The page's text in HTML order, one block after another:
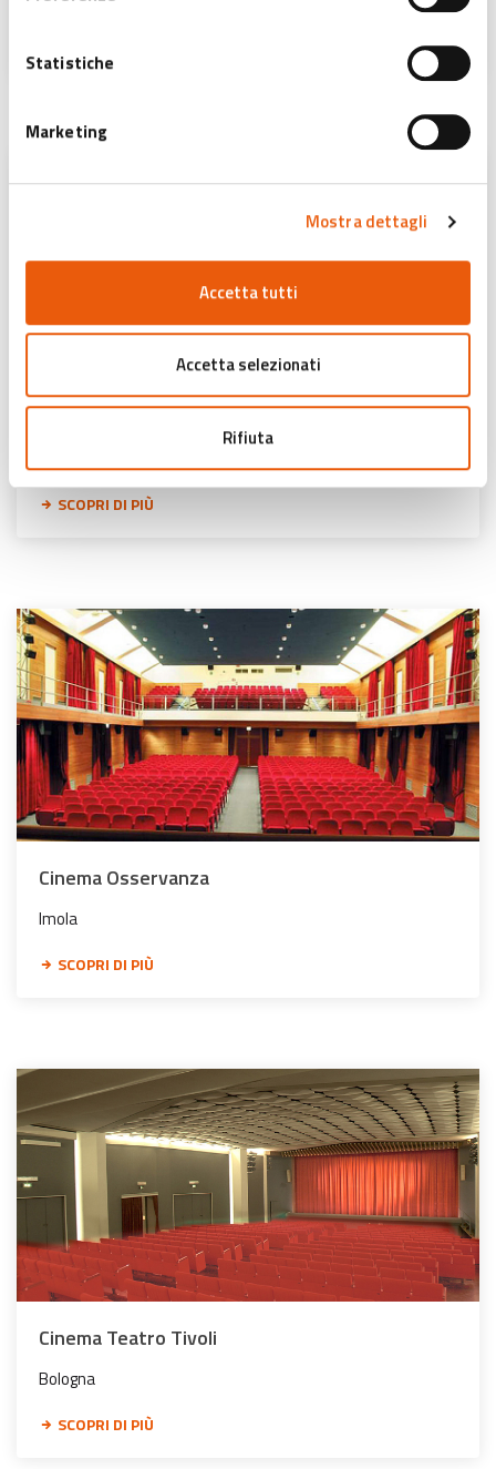
Statistiche
Marketing
Mostra dettagli
Accetta tutti
Accetta selezionati
Rifiuta
Cinema Chaplin
SCOPRI DI PIÙ
Cinema Osservanza
Imola
SCOPRI DI PIÙ
Cinema Teatro Tivoli
Bologna
SCOPRI DI PIÙ